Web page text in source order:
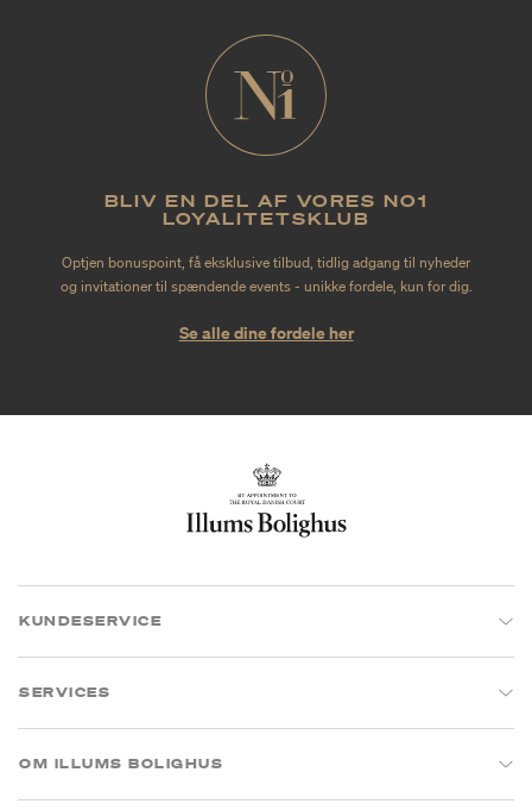
BLIV EN DEL AF VORES NO1
LOYALITETSKLUB
Optjen bonuspoint, få eksklusive tilbud, tidlig adgang til nyheder
og invitationer til spændende events - unikke fordele, kun for dig.
Se alle dine fordele her
KUNDESERVICE
SERVICES
OM ILLUMS BOLIGHUS